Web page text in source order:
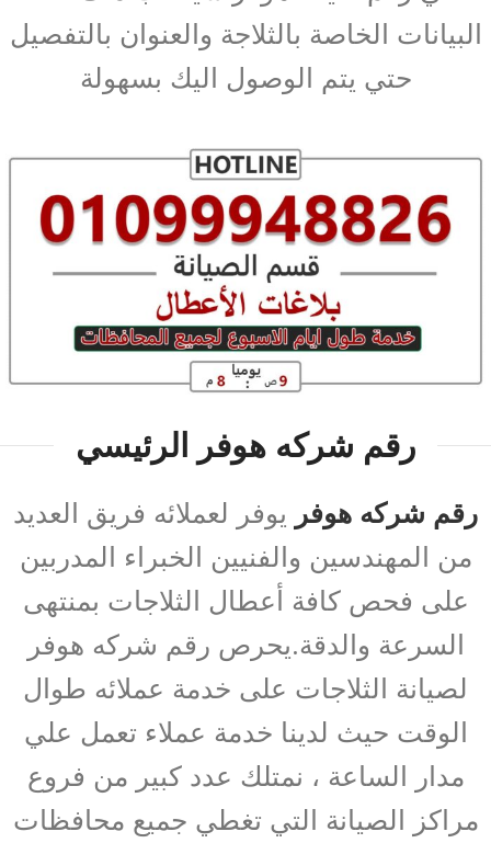
البيانات الخاصة بالثلاجة والعنوان بالتفصيل
حتي يتم الوصول اليك بسهولة
رقم شركه هوفر الرئيسي
رقم شركه هوفر يوفر لعملائه فريق العديد
من المهندسين والفنيين الخبراء المدربين
على فحص كافة أعطال الثلاجات بمنتهى
السرعة والدقة.يحرص رقم شركه هوفر
لصيانة الثلاجات على خدمة عملائه طوال
الوقت حيث لدينا خدمة عملاء تعمل علي
مدار الساعة ، نمتلك عدد كبير من فروع
مراكز الصيانة التي تغطي جميع محافظات